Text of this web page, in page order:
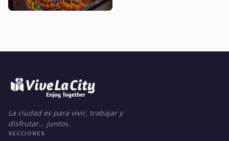
La ciudad es para vivir, trabajar y
disfrutar... juntos.
SECCIONES